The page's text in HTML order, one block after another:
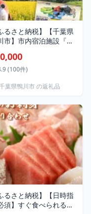
るさと納税】【千葉県
市】市内宿泊施設『共
[0050-0034]
(100件)
葉県鴨川市 の返礼品
るさと納税】【日時指
須】すぐ食べられる！